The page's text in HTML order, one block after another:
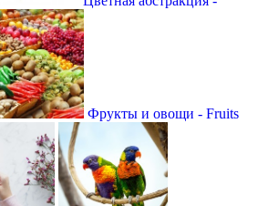
Фрукты и овощи - Fruits